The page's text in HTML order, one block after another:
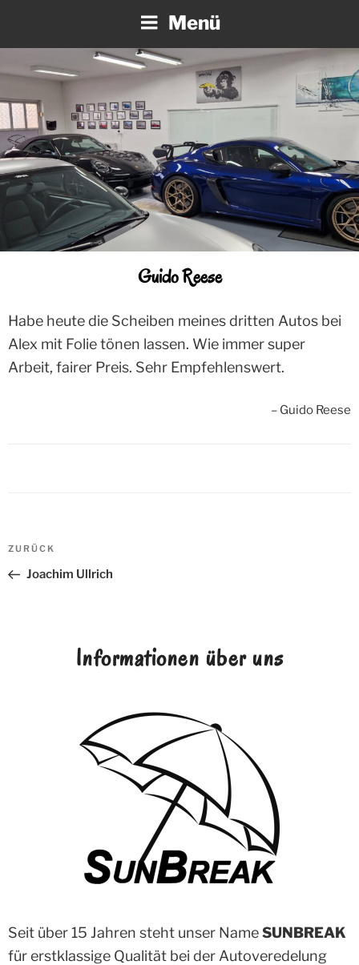
springen
Menü
Guido Reese
Habe heute die Scheiben meines dritten Autos bei
Alex mit Folie tönen lassen. Wie immer super
Arbeit, fairer Preis. Sehr Empfehlenswert.
Guido Reese
Beitrags-
Navigation
Vorheriger
Beitrag
ZURÜCK
Joachim Ullrich
Informationen über uns
Seit über 15 Jahren steht unser NameSUNBREAK
für erstklassige Qualität bei der Autoveredelung